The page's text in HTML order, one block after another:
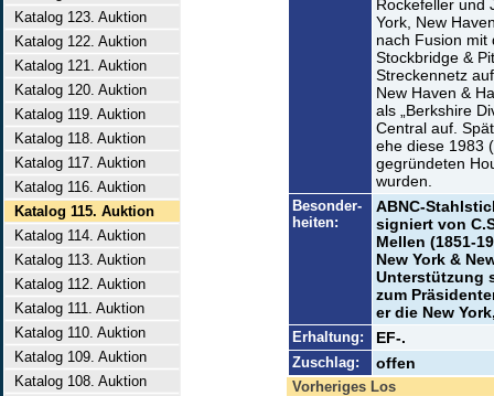
Katalog 123. Auktion
Katalog 122. Auktion
Katalog 121. Auktion
Katalog 120. Auktion
Katalog 119. Auktion
Katalog 118. Auktion
Katalog 117. Auktion
Katalog 116. Auktion
Katalog 115. Auktion
Katalog 114. Auktion
Katalog 113. Auktion
Katalog 112. Auktion
Katalog 111. Auktion
Katalog 110. Auktion
Katalog 109. Auktion
Katalog 108. Auktion
Rockefeller und
York, New
nach Fusion mit
Stockbridge &
Streckennetz
New Haven &
als „Berkshire
Central auf.
ehe diese 1983
gegründeten
wurden.
Besonder-
heiten:
ABNC-
signiert von
Mellen (1851-
New York &
Unterstützung
zum
er die New
Erhaltung: EF-.
Zuschlag: offen
Vorheriges Los